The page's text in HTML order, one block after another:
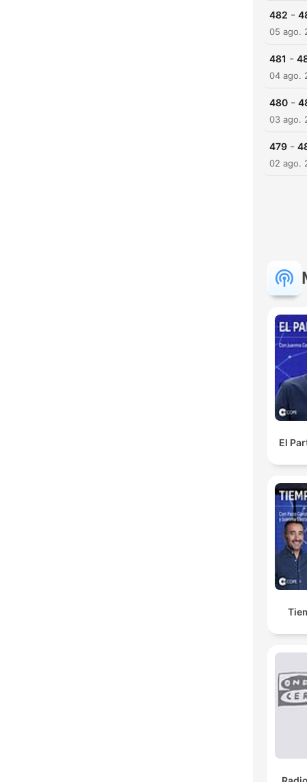
482 -
05 ago.
481 -
04 ago.
480 -
03 ago.
479 -
02 ago.
El